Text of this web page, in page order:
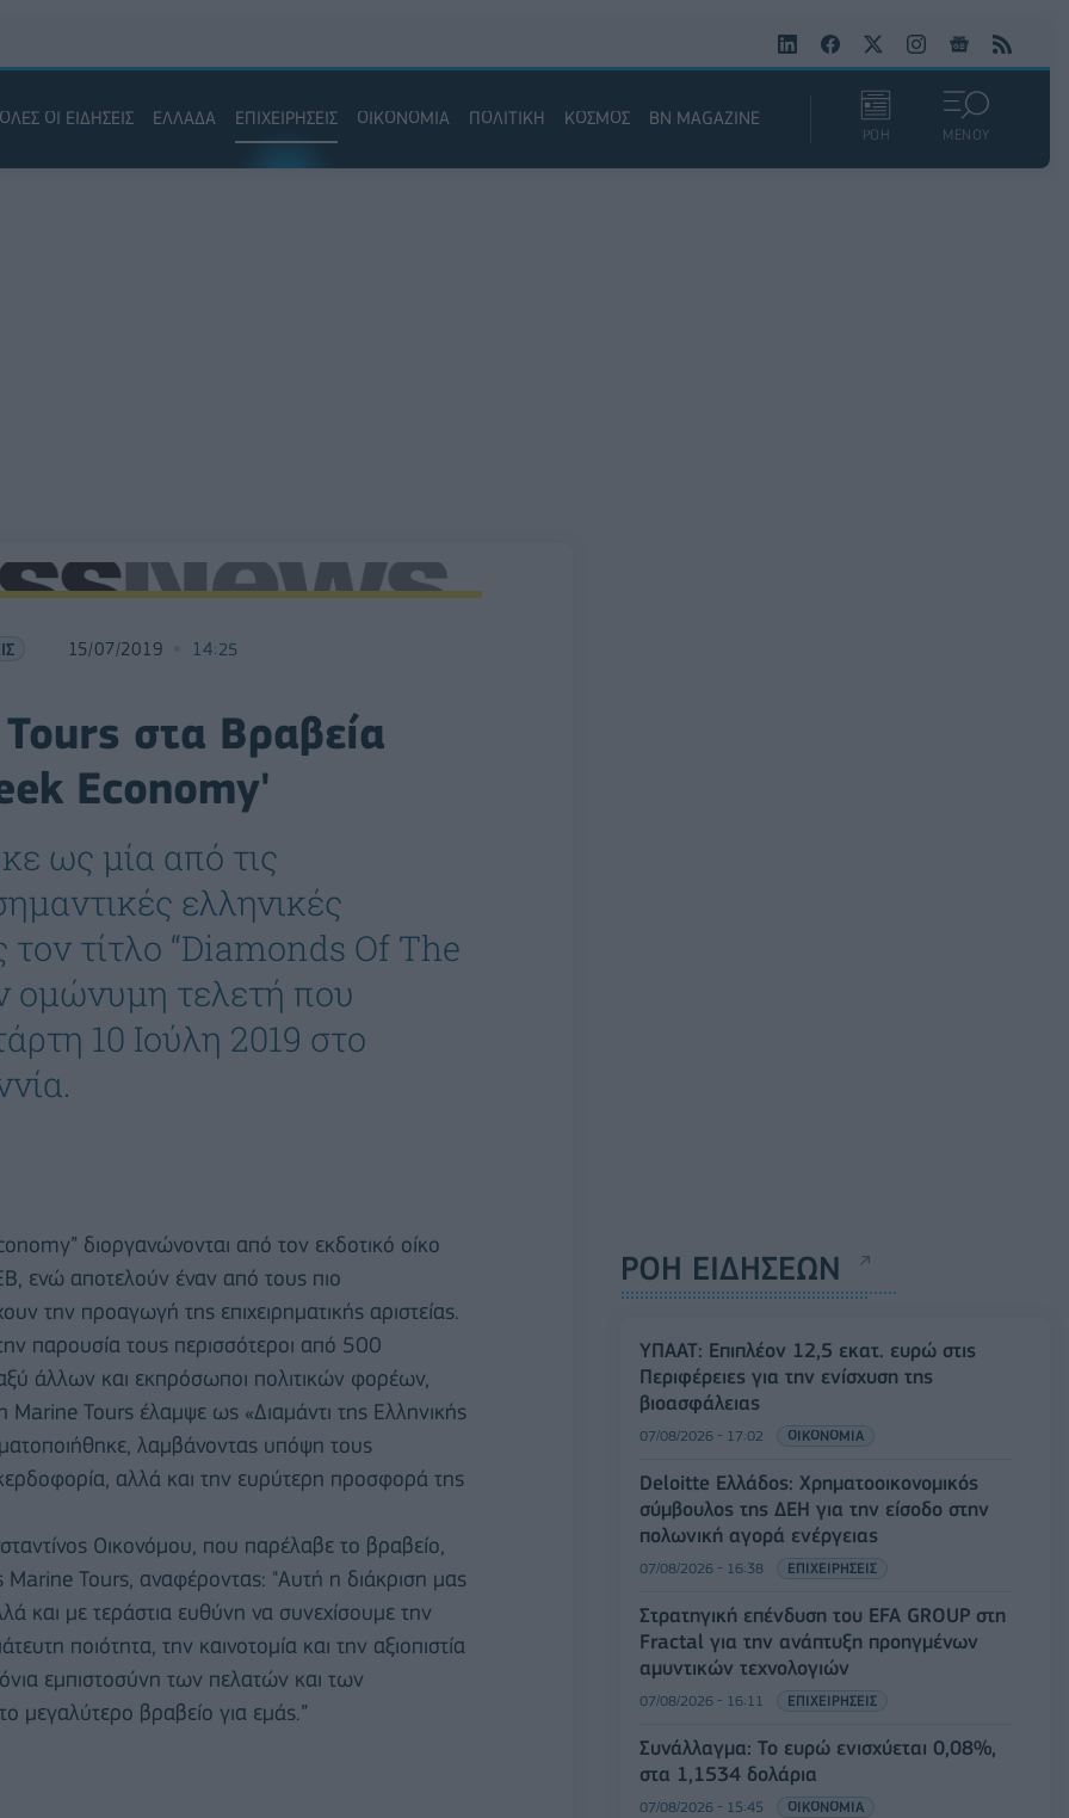
ΟΛΕΣ ΟΙ ΕΙΔΗΣΕΙΣ ΕΛΛΑΔΑ ΕΠΙΧΕΙΡΗΣΕΙΣ ΟΙΚΟΝΟΜΙΑ ΠΟΛΙΤΙΚΗ ΚΟΣΜΟΣ BN MAGAZINE
ΡΟΗ ΜΕΝΟΥ
15/07/2019 14:25
στα Βραβεία
Economy'
ως μία από τις
ελληνικές
τον τίτλο “Diamonds Of The
ομώνυμη τελετή που
10 Ιούλη 2019 στο
διοργανώνονται από τον εκδοτικό οίκο
ενώ αποτελούν έναν από τους πιο
την προαγωγή της επιχειρηματικής αριστείας.
παρουσία τους περισσότεροι από 500
άλλων και εκπρόσωποι πολιτικών φορέων,
Tours έλαμψε ως «Διαμάντι της Ελληνικής
λαμβάνοντας υπόψη τους
αλλά και την ευρύτερη προσφορά της
Οικονόμου, που παρέλαβε το βραβείο,
Marine Tours, αναφέροντας: "Αυτή η διάκριση μας
και με τεράστια ευθύνη να συνεχίσουμε την
ποιότητα, την καινοτομία και την αξιοπιστία
εμπιστοσύνη των πελατών και των
μεγαλύτερο βραβείο για εμάς.”
ΡΟΗ ΕΙΔΗΣΕΩΝ
ΥΠΑΑΤ: Επιπλέον 12,5 εκατ. ευρώ στις
Περιφέρειες για την ενίσχυση της
βιοασφάλειας
07/08/2026 - 17:02 ΟΙΚΟΝΟΜΙΑ
Deloitte Ελλάδος: Χρηματοοικονομικός
σύμβουλος της ΔΕΗ για την είσοδο στην
πολωνική αγορά ενέργειας
07/08/2026 - 16:38 ΕΠΙΧΕΙΡΗΣΕΙΣ
Στρατηγική επένδυση του EFA GROUP στη
Fractal για την ανάπτυξη προηγμένων
αμυντικών τεχνολογιών
07/08/2026 - 16:11 ΕΠΙΧΕΙΡΗΣΕΙΣ
Συνάλλαγμα: Το ευρώ ενισχύεται 0,08%,
στα 1,1534 δολάρια
07/08/2026 - 15:45 ΟΙΚΟΝΟΜΙΑ